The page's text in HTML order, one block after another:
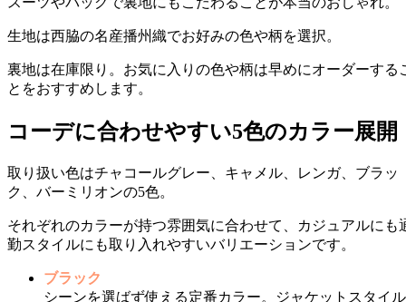
生地は西脇の名産播州織でお好みの色や柄を選択。
裏地は在庫限り。お気に入りの色や柄は早めにオーダーする
とをおすすめします。
コーデに合わせやすい5色のカラー展開
取り扱い色はチャコールグレー、キャメル、レンガ、ブラッ
ク、バーミリオンの5色。
それぞれのカラーが持つ雰囲気に合わせて、カジュアルにも
勤スタイルにも取り入れやすいバリエーションです。
ブラック
シーンを選ばず使える定番カラー。ジャケットスタイル